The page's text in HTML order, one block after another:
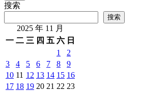
搜索
搜索
2025 年 11 月
一 二 三 四 五 六 日
1
2
3
4 5 6 7 8
9
10 11 12 13 14 15 16
17 18 19 20 21 22 23